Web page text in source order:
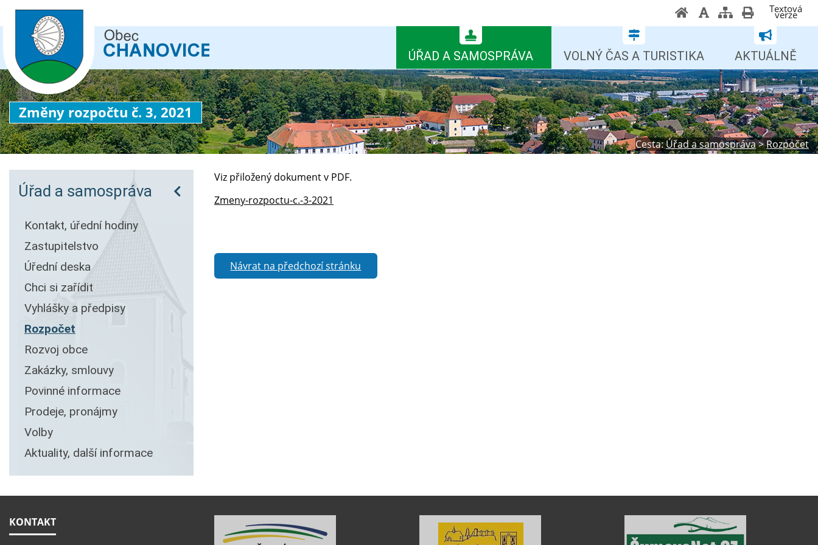
Textová
verze
ÚŘAD A SAMOSPRÁVA VOLNÝ ČAS A TURISTIKA AKTUÁLNĚ
Změny rozpočtu č. 3, 2021
Cesta:Úřad a samospráva>Rozpočet
Úřad a samospráva
Kontakt, úřední hodiny
Zastupitelstvo
Úřední deska
Chci si zařídit
Vyhlášky a předpisy
Rozpočet
Rozvoj obce
Zakázky, smlouvy
Povinné informace
Prodeje, pronájmy
Volby
Aktuality, další informace
Viz přiložený dokument v PDF.
Zmeny-rozpoctu-c.-3-2021
Návrat na předchozí stránku
KONTAKT